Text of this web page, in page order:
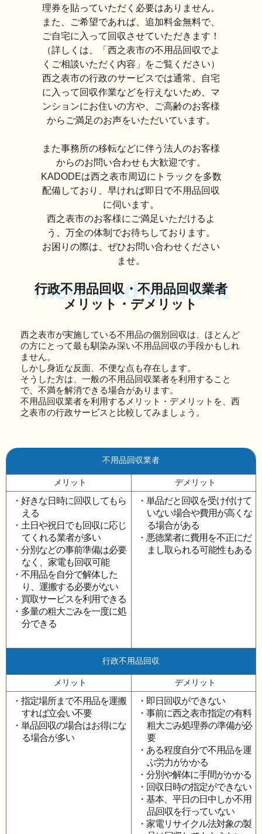
理券を貼っていただく必要はありません。
また、ご希望であれば、追加料金無料で、
ご自宅に入って回収させていただきます！
（詳しくは、「西之表市の不用品回収でよ
くご相談いただく内容」をご覧ください）
西之表市の行政のサービスでは通常、自宅
に入って回収作業などを行えないため、マ
ンションにお住いの方や、ご高齢のお客様
からご満足のお声をいただいています。
また事務所の移転などに伴う法人のお客様
からのお問い合わせも大歓迎です。
KADODEは西之表市周辺にトラックを多数
配備しており、早ければ即日で不用品回収
に伺います。
西之表市のお客様にご満足いただけるよ
う、万全の体制でお待ちしております。
お困りの際は、ぜひお問い合わせください
ませ。
merit and demerit
行政不用品回収・不用品回収業者
メリット・デメリット
西之表市が実施している不用品の個別回収は、ほとんど
の方にとって最も馴染み深い不用品回収の手段かもしれ
ません。
しかし身近な反面、不便な点も存在します。
そうした方は、一般の不用品回収業者を利用すること
で、不満を解消できる場合があります。
不用品回収業者を利用するメリット・デメリットを、西
之表市の行政サービスと比較してみましょう。
不用品回収業者
メリット デメリット
・好きな日時に回収してもら
える
・土日や祝日でも回収に応じ
てくれる業者が多い
・分別などの事前準備は必要
なく、家電も回収可能
・不用品を自分で解体した
り、運搬する必要がない
・買取サービスを利用できる
・多量の粗大ごみを一度に処
分できる
・単品だと回収を受け付けて
いない場合や費用が高くな
る場合がある
・悪徳業者に費用を不正にだ
まし取られる可能性もある
行政不用品回収
メリット デメリット
・指定場所まで不用品を運搬
すれば立会い不要
・単品回収の場合はお得にな
る場合が多い
・即日回収ができない
・事前に西之表市指定の有料
粗大ごみ処理券の準備が必
要
・ある程度自分で不用品を運
ぶ労力がかかる
・分別や解体に手間がかかる
・回収日時の指定ができない
・基本、平日の日中しか不用
品回収を行っていない
・家電リサイクル法対象の製